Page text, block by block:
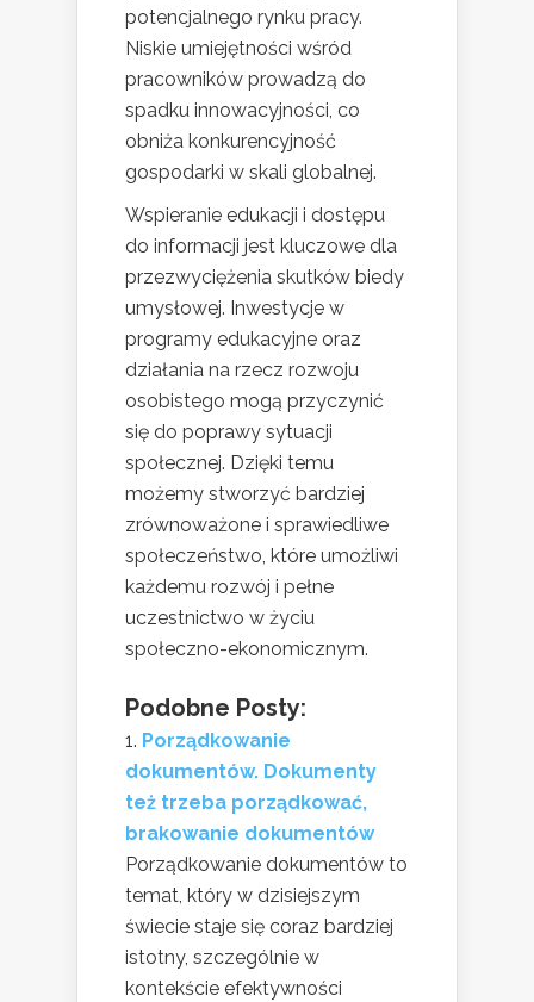
potencjalnego rynku pracy.
Niskie umiejętności wśród
pracowników prowadzą do
spadku innowacyjności, co
obniża konkurencyjność
gospodarki w skali globalnej.
Wspieranie edukacji i dostępu
do informacji jest kluczowe dla
przezwyciężenia skutków biedy
umysłowej. Inwestycje w
programy edukacyjne oraz
działania na rzecz rozwoju
osobistego mogą przyczynić
się do poprawy sytuacji
społecznej. Dzięki temu
możemy stworzyć bardziej
zrównoważone i sprawiedliwe
społeczeństwo, które umożliwi
każdemu rozwój i pełne
uczestnictwo w życiu
społeczno-ekonomicznym.
Podobne Posty:
Porządkowanie
dokumentów. Dokumenty
też trzeba porządkować,
brakowanie dokumentów
Porządkowanie dokumentów to
temat, który w dzisiejszym
świecie staje się coraz bardziej
istotny, szczególnie w
kontekście efektywności